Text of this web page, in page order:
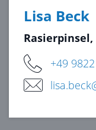
Lisa Beck
+49